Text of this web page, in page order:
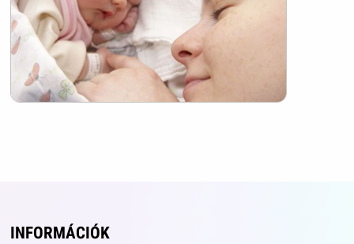
INFORMÁCIÓK